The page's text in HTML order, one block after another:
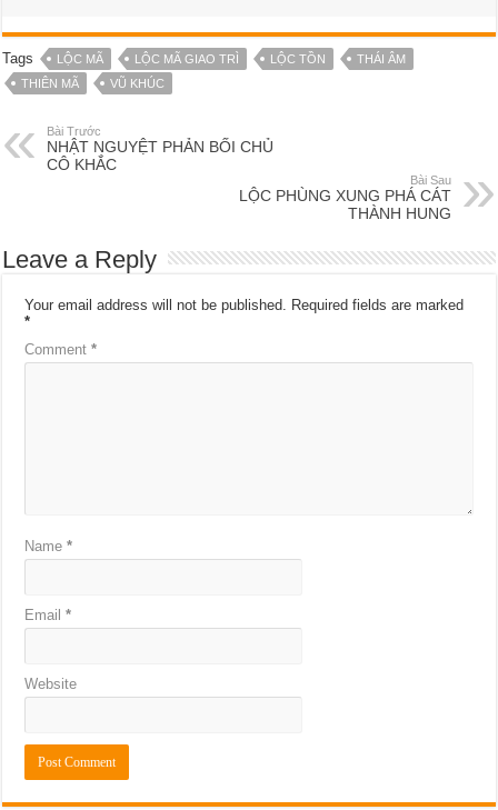
Tags LỘC MÃ LỘC MÃ GIAO TRÌ LỘC TỒN
THÁI ÂM
THIÊN MÃ
VŨ KHÚC
Bài Trước
NHẬT NGUYỆT PHẢN BỐI CHỦ
CÔ KHẮC
Bài Sau
LỘC PHÙNG XUNG PHÁ CÁT
THÀNH HUNG
Leave a Reply
Your email address will not be published. Required fields are marked
*
Comment*
Name*
Email*
Website